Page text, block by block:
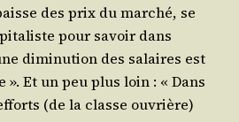
des prix du mar­ché, se
pour savoir dans
dimi­nu­tion des salaires est
». Et un peu plus loin : « Dans
(de la classe ouvrière)